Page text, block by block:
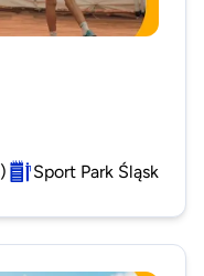
) Sport Park Śląsk